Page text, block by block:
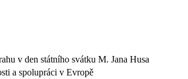
v den státního svátku M. Jana Husa
a spolupráci v Evropě